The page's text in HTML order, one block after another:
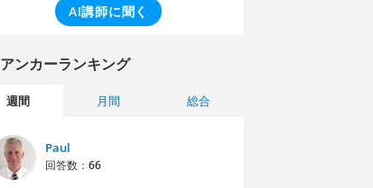
AI講師に聞く
アンカーランキング
週間 月間 総合
Paul
回答数： 66